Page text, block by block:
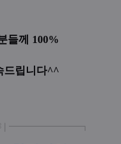
들께 100%
드립니다^^
━━━━━━━━┓